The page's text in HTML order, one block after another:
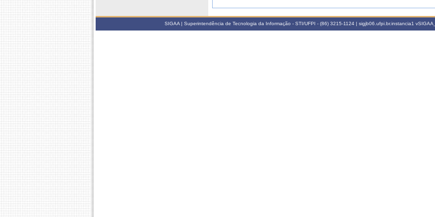
SIGAA | Superintendência de Tecnologia da Informação - STI/UFPI - (86) 3215-1124 | sigjb06.ufpi.br.instancia1